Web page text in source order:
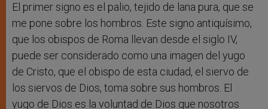
El primer signo es el palio, tejido de lana pura, que se
me pone sobre los hombros. Este signo antiquísimo,
que los obispos de Roma llevan desde el siglo IV,
puede ser considerado como una imagen del yugo
de Cristo, que el obispo de esta ciudad, el siervo de
los siervos de Dios, toma sobre sus hombros. El
yugo de Dios es la voluntad de Dios que nosotros